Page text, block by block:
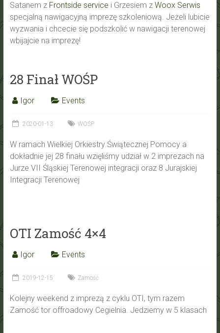
Satanem z Frontside service i Grzesiem z Woox Serwis
specjalną nawigacyjną imprezę szkoleniową. Jeżeli lubicie
wyzwania i chcecie się podszkolić w nawigacji terenowej
wbijajcie na imprezę!
28 Finał WOŚP
Igor Events
2020-01-13 WOŚP
W ramach Wielkiej Orkiestry Świątecznej Pomocy a
dokładnie jej 28 finału wzięliśmy udział w 2 imprezach na
Jurze VII Śląskiej Terenowej integracji oraz 8 Jurajskiej
Integracji Terenowej
OTI Zamość 4×4
Igor Events
2019-12-15 Zamość
Kolejny weekend z imprezą z cyklu OTI, tym razem
Zamość tor offroadowy Cegielnia. Jedziemy w 5 klasach